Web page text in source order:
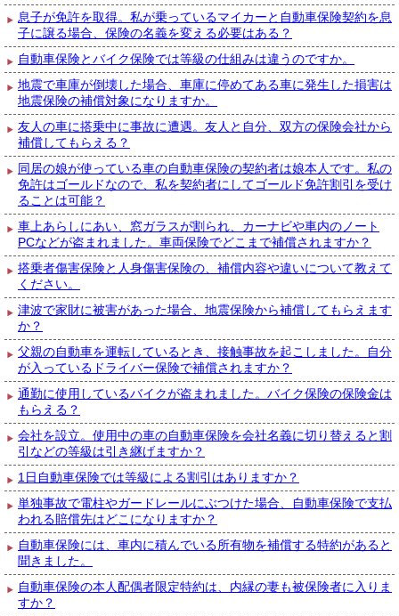
息子が免許を取得。私が乗っているマイカーと自動車保険契約を息
子に譲る場合、保険の名義を変える必要はある？
自動車保険とバイク保険では等級の仕組みは違うのですか。
地震で車庫が倒壊した場合、車庫に停めてある車に発生した損害は
地震保険の補償対象になりますか。
友人の車に搭乗中に事故に遭遇。友人と自分、双方の保険会社から
補償してもらえる？
同居の娘が使っている車の自動車保険の契約者は娘本人です。私の
免許はゴールドなので、私を契約者にしてゴールド免許割引を受け
ることは可能？
車上あらしにあい、窓ガラスが割られ、カーナビや車内のノート
PCなどが盗まれました。車両保険でどこまで補償されますか？
搭乗者傷害保険と人身傷害保険の、補償内容や違いについて教えて
ください。
津波で家財に被害があった場合、地震保険から補償してもらえます
か？
父親の自動車を運転しているとき、接触事故を起こしました。自分
が入っているドライバー保険で補償されますか？
通勤に使用しているバイクが盗まれました。バイク保険の保険金は
もらえる？
会社を設立。使用中の車の自動車保険を会社名義に切り替えると割
引などの等級は引き継げますか？
1日自動車保険では等級による割引はありますか？
単独事故で電柱やガードレールにぶつけた場合、自動車保険で支払
われる賠償先はどこになりますか？
自動車保険には、車内に積んでいる所有物を補償する特約があると
聞きました。
自動車保険の本人配偶者限定特約は、内縁の妻も被保険者に入りま
すか？